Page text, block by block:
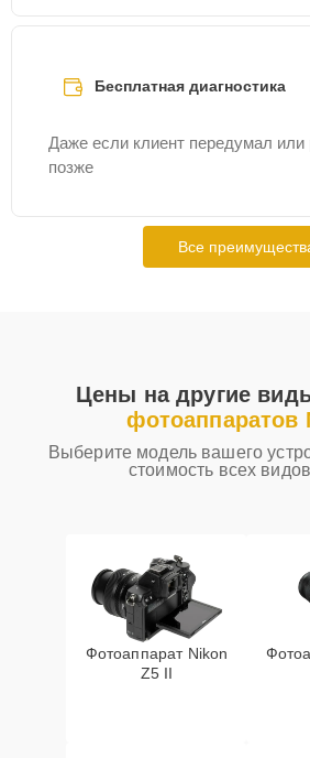
Бесплатная диагностика
Даже если клиент передумал или
позже
Все
Цены на другие
фотоаппаратов
Выберите модель вашего
стоимость всех
Фотоаппарат Nikon
Z5 II